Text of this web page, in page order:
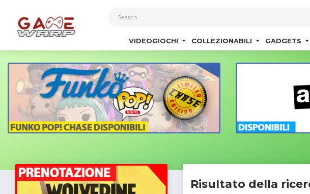
VIDEOGIOCHI COLLEZIONABILI GADGETS
Risultato della